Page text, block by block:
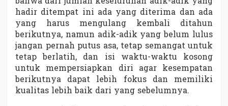
hadir ditempat ini ada yang diterima dan ada
yang harus mengulang kembali ditahun
berikutnya, namun adik-adik yang belum lulus
jangan pernah putus asa, tetap semangat untuk
tetap berlatih, dan isi waktu-waktu kosong
untuk mempersiapkan diri agar kesempatan
berikutnya dapat lebih fokus dan memiliki
kualitas lebih baik dari yang sebelumnya.